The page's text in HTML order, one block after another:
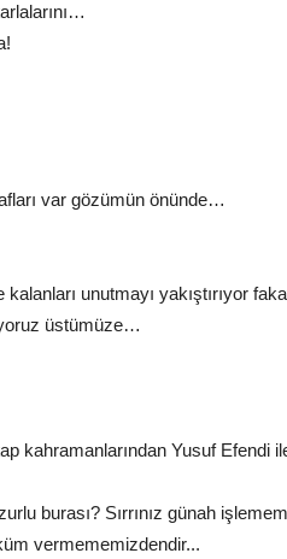
var gözümün önünde…
kalanları unutmayı yakıştırıyor
üstümüze…
kahramanlarından Yusuf Efendi
burası? Sırrınız günah
vermememizdendir...